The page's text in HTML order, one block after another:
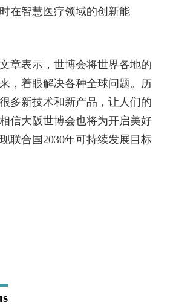
在智慧医疗领域的创新能
章表示，世博会将世界各地的
，着眼解决各种全球问题。历
多新技术和新产品，让人们的
信大阪世博会也将为开启美好
联合国2030年可持续发展目标